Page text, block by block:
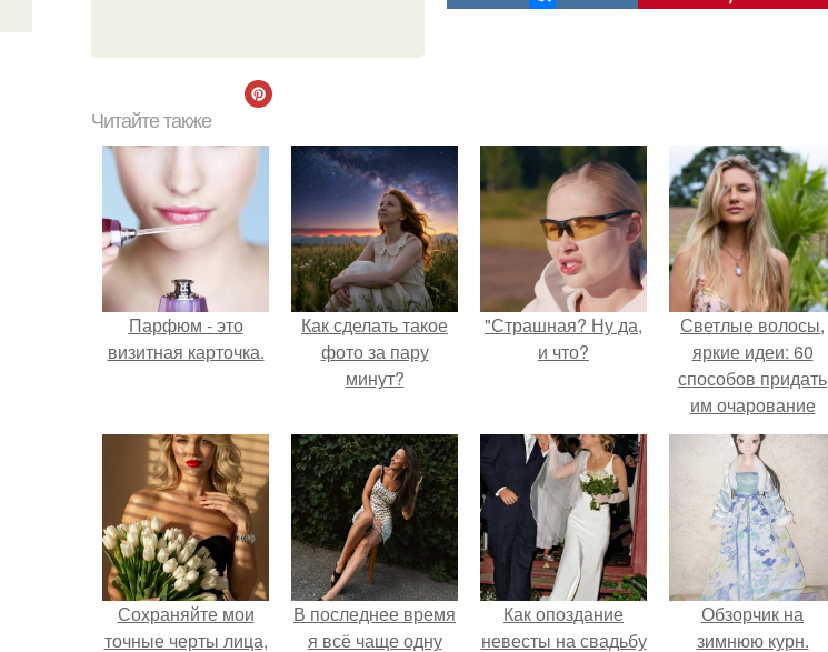
Читайте также
Парфюм - это
визитная карточка.
Как сделать такое
фото за пару
минут?
"Страшная? Ну да,
и что?
Светлые волосы,
яркие идеи: 60
способов придать
им очарование
Сохраняйте мои
точные черты лица,
В последнее время
я всё чаще одну
Как опоздание
невесты на свадьбу
Обзорчик на
зимнюю курн.